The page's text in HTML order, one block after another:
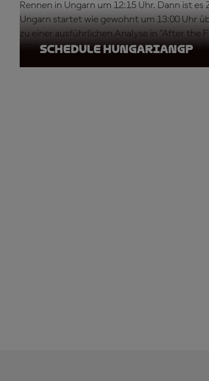
Rennen in Ungarn um 12:15 Uhr. Dann ist
Ungarn startet wie gewohnt um 13:00 Uhr
zu einer ausführlichen Analyse in "After the
GP beginnt – dort kannst du die Aussagen
Schedule HungarianGP